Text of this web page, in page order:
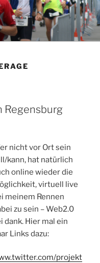
Regensburg
nicht vor Ort sein
kann, hat natürlich
online wieder die
virtuell live
meinem Rennen
zu sein – Web2.0
dank. Hier mal ein
Links dazu:
projekt